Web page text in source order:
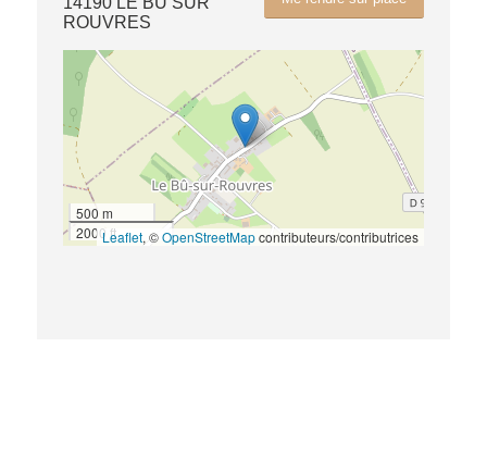
ROUVRES
500 m
2000 ftLeaflet, ©OpenStreetMapcontributeurs/contributrices